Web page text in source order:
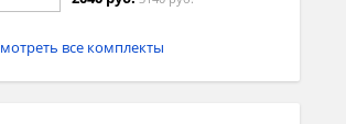
все комплекты